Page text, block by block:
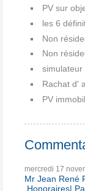
PV sur
les 6
Non
Non
simulateur
Rachat d'
PV
mercredi 17
Mr Jean René